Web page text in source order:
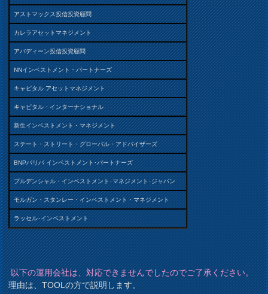
アストマックス投信投資顧問
カレラアセットマネジメント
アバディーン投信投資顧問
NNインベストメント・パートナーズ
キャピタル アセットマネジメント
キャピタル・インターナショナル
新生インベストメント・マネジメント
ステート・ストリート・グローバル・アドバイザーズ
BNPパリバ インベストメント･パートナーズ
プルデンシャル・インベストメント･マネジメント･ジャパン
モルガン・スタンレー・インベストメント・マネジメント
ラッセル･インベストメント
以下の運用会社は、対応できませんでしたのでご了承ください。
理由は、TOOLの方で説明します。